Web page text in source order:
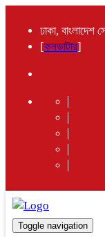
ঢাকা,
[কনভাটার]
Toggle navigation